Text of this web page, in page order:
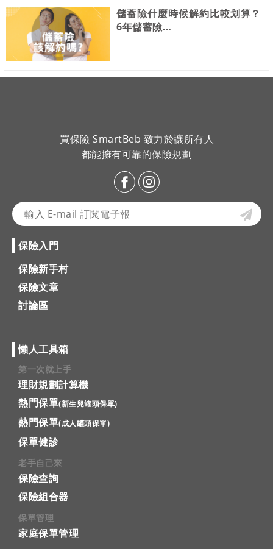
儲蓄險什麼時候解約比較划算？
6年儲蓄險…
買保險 SmartBeb 致力於讓所有人
都能擁有可靠的保險規劃
保險入門
保險新手村
保險文章
討論區
懶人工具箱
第一次就上手
理財規劃計算機
熱門保單(新生兒罐頭保單)
熱門保單(成人罐頭保單)
保單健診
老手自己來
保險查詢
保險組合器
保單管理
家庭保單管理